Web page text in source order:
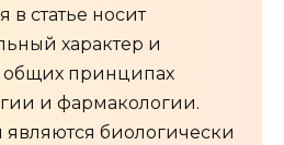
статье носит
характер и
общих принципах
и фармакологии.
биологически